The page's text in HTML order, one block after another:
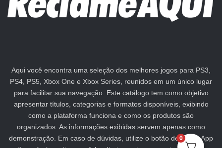
Aqui você encontra uma seleção dos melhores jogos para PS3,
PS4, PS5, Xbox One e Xbox Series, reunidos em um único lugar
para facilitar sua navegação. Este catálogo tem como objetivo
apresentar títulos, categorias e formatos disponíveis, exibindo
como a plataforma funciona e como os produtos são
organizados. As informações exibidas servem apenas como
demonstração. Em caso de dúvidas, utilize o botão de WhatsApp
0